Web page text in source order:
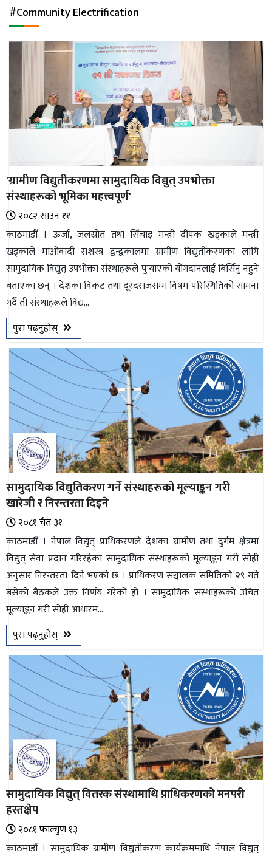
जलवायु
ऊर्जा
उहिलेकाे
खबर
इभी
सम्पादकीय
बैंक
पर्यटन
भिडियो
छापा
खोज
प्रोफाइल
ऊर्जा
विशेष
#Community Electrification
'ग्रामीण विद्युतीकरणमा सामुदायिक विद्युत् उपभोक्ता
संस्थाहरूको भूमिका महत्त्वपूर्ण'
२०८२ साउन ११
काठमाडौँ । ऊर्जा, जलस्रोत तथा सिँचाइ मन्त्री दीपक खड्काले मन्त्री
खड्काले माओवादी सशस्त्र द्वन्द्वकालमा ग्रामीण विद्युतीकरणका लागि
सामुदायिक विद्युत् उपभोक्ता संस्थाहरूले पुर्‍याएको योगदानलाई बिर्सिनु नहुने
बताएका छन् । देशका विकट तथा दूरदराजसम्म विषम परिस्थितिको सामना
गर्दै ती संस्थाहरूले विद्य...
पुरा पढ्नुहोस्
सामुदायिक विद्युतिकरण गर्ने संस्थाहरूको मूल्याङ्कन गरी
खारेजी र निरन्तरता दिइने
२०८१ चैत ३१
काठमाडौँ । नेपाल विद्युत् प्राधिकरणले देशका ग्रामीण तथा दुर्गम क्षेत्रमा
विद्युत् सेवा प्रदान गरिरहेका सामुदायिक संस्थाहरूको मूल्याङ्कन गरी सोही
अनुसार निरन्तरता दिने भएको छ । प्राधिकरण सञ्चालक समितिको २९ गते
बसेको बैठकले उक्त निर्णय गरेको हो । सामुदायिक संस्थाहरूको उचित
मूल्याङ्कन गरी सोही आधारम...
पुरा पढ्नुहोस्
सामुदायिक विद्युत् वितरक संस्थामाथि प्राधिकरणको मनपरी
हस्तक्षेप
२०८१ फाल्गुण १३
काठमाडौँ । सामुदायिक ग्रामीण विद्युतीकरण कार्यक्रममाथि नेपाल विद्युत्